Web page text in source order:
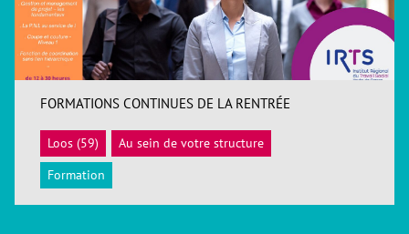
ACCÉDER
FORMATIONS CONTINUES DE LA RENTRÉE
Loos (59)
Au sein de votre structure
Formation